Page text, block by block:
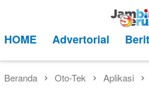
kontenMobile
HOME Advertorial
Beranda Oto-Tek Aplikasi